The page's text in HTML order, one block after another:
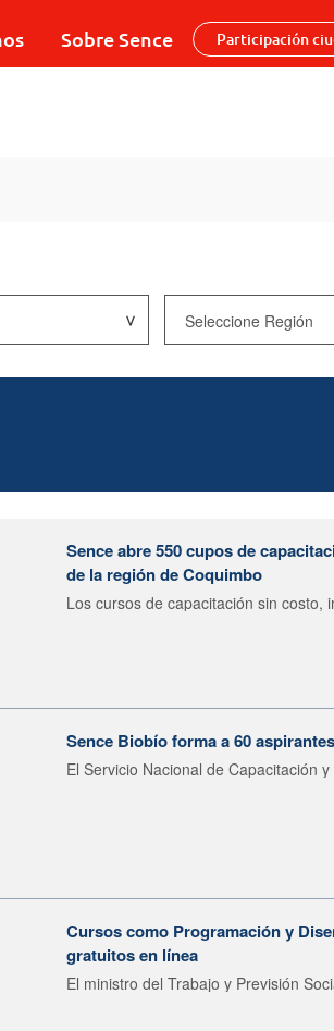
Sobre Sence Participación
Sence abre 550 cupos de
de la región de Coquimbo
Los cursos de capacitación sin costo,
Sence Biobío forma a 60
El Servicio Nacional de Capacitación
Cursos como Programación y
gratuitos en línea
El ministro del Trabajo y Previsión